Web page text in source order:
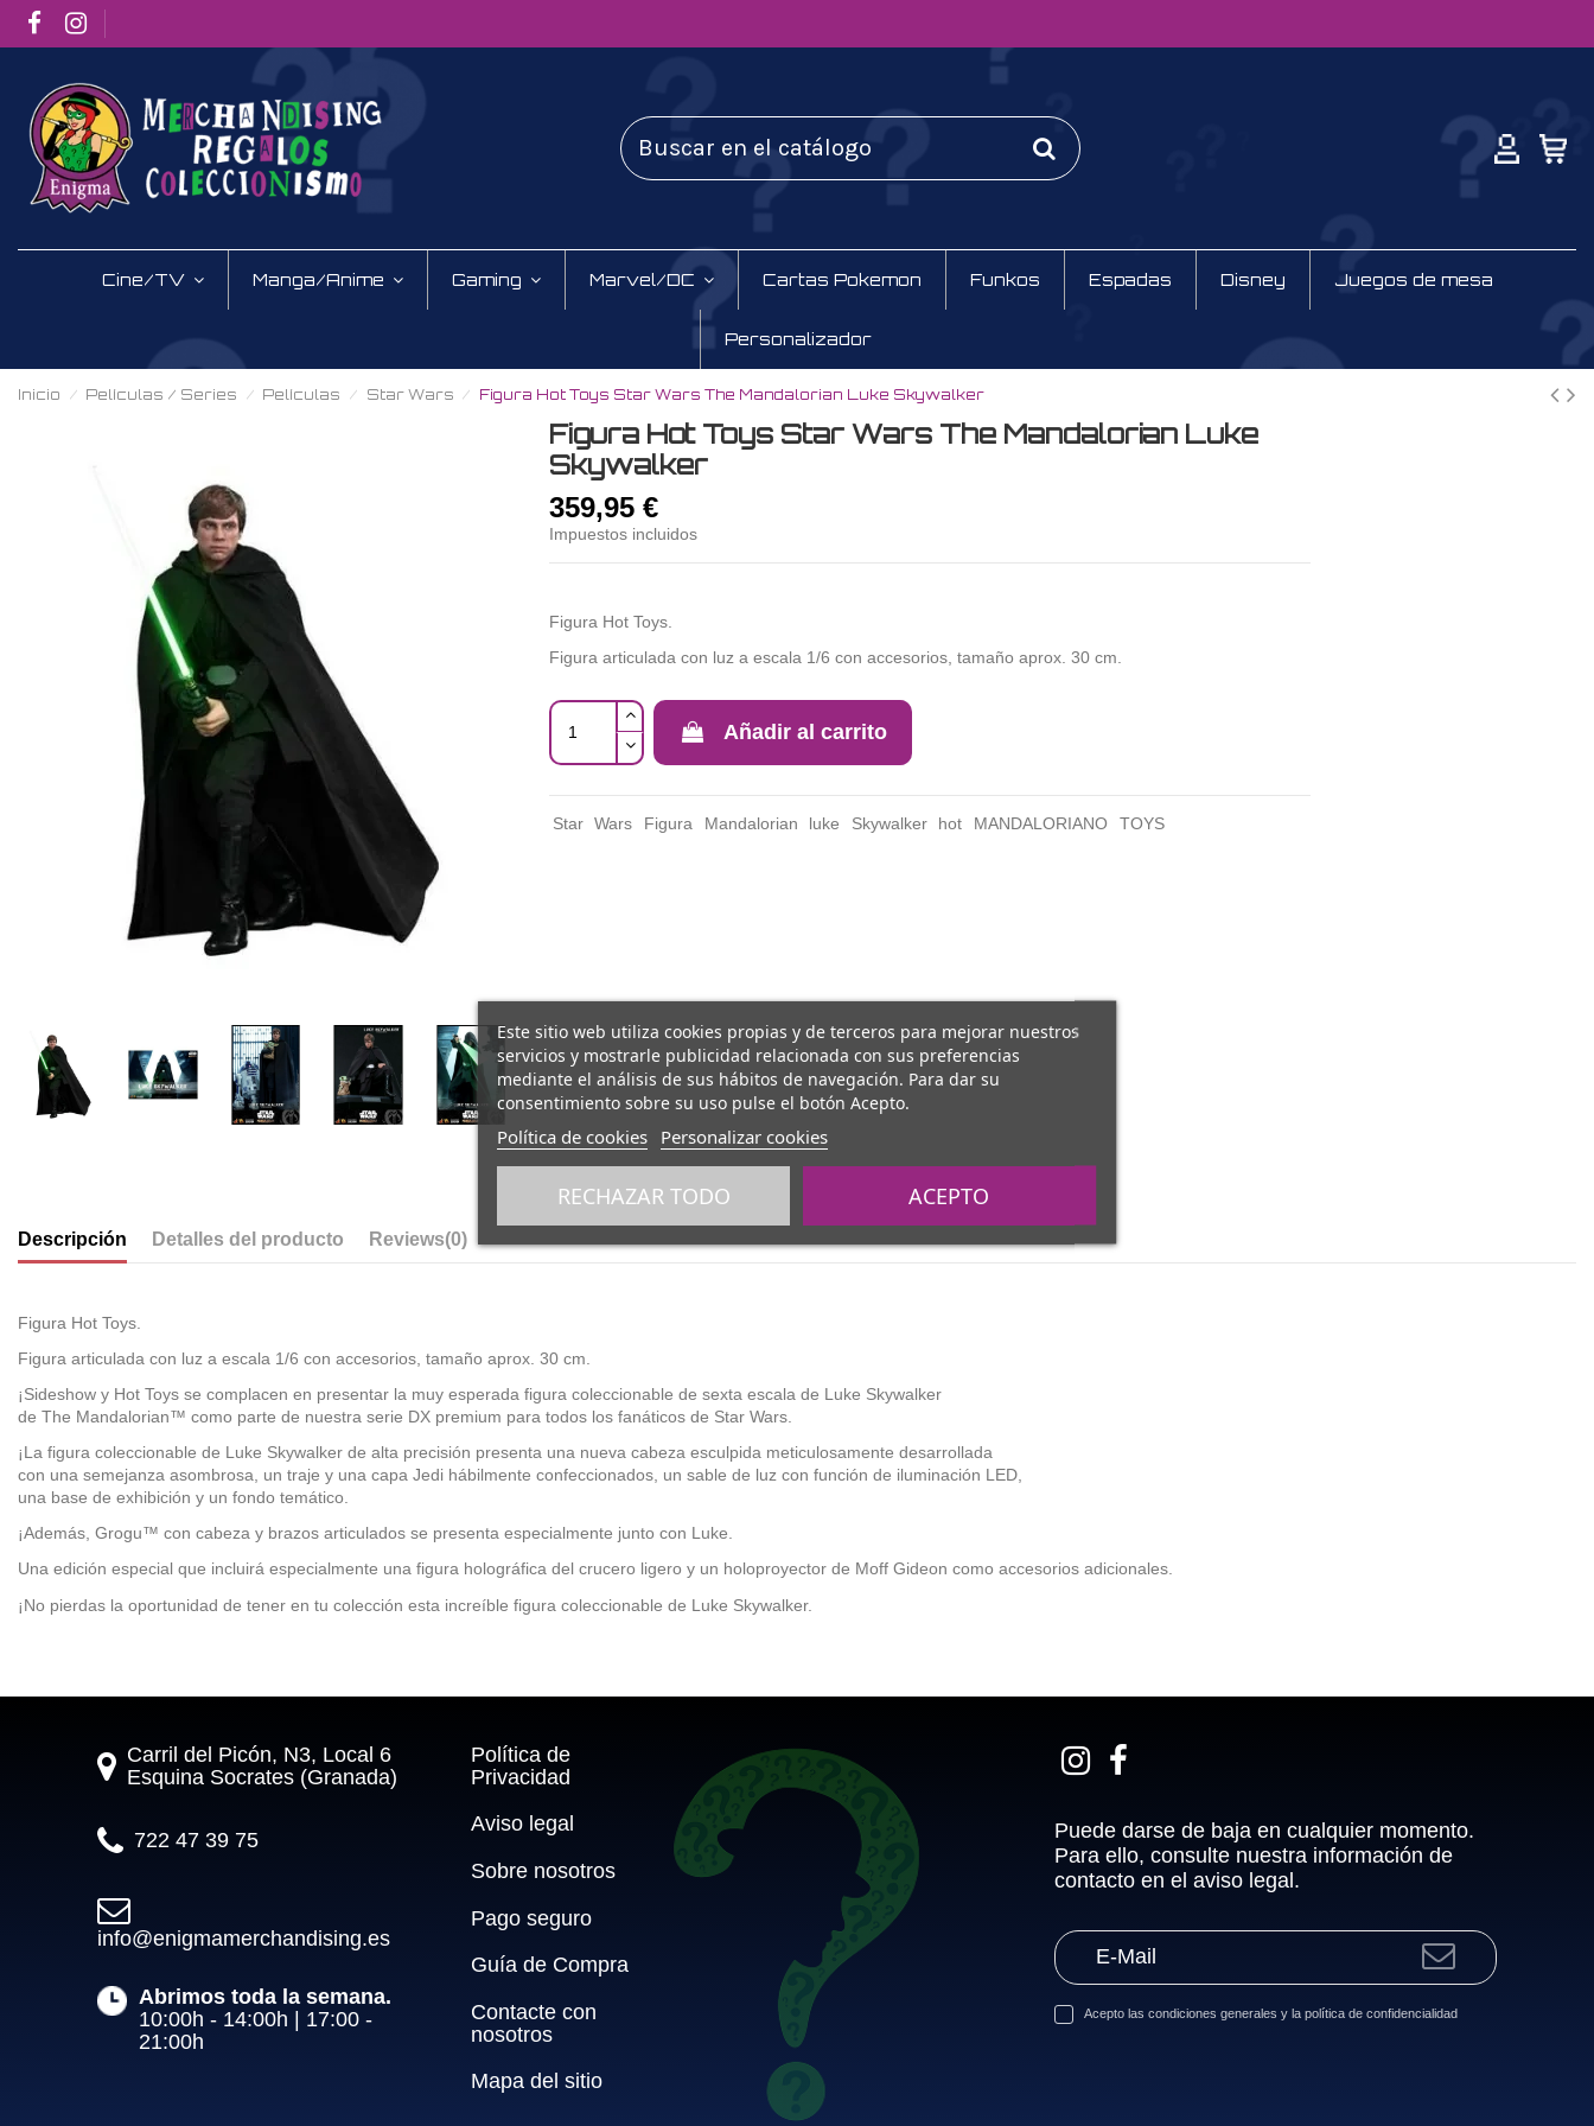
Cine/TV Manga/Anime Gaming Marvel/DC Cartas Pokemon Funkos Espadas Disney Juegos de mesa
Personalizador
Inicio Películas / Series Películas Star Wars Figura Hot Toys Star Wars The Mandalorian Luke Skywalker
Figura Hot Toys Star Wars The Mandalorian Luke
Skywalker
359,95 €
Impuestos incluidos
Figura Hot Toys.
Figura articulada con luz a escala 1/6 con accesorios, tamaño aprox. 30 cm.
Añadir al carrito
Star Wars Figura Mandalorian luke Skywalker hot MANDALORIANO TOYS
Descripción Detalles del producto Reviews(0)
Figura Hot Toys.
Figura articulada con luz a escala 1/6 con accesorios, tamaño aprox. 30 cm.
¡Sideshow y Hot Toys se complacen en presentar la muy esperada figura coleccionable de sexta escala de Luke Skywalker
de The Mandalorian™ como parte de nuestra serie DX premium para todos los fanáticos de Star Wars.
¡La figura coleccionable de Luke Skywalker de alta precisión presenta una nueva cabeza esculpida meticulosamente desarrollada
con una semejanza asombrosa, un traje y una capa Jedi hábilmente confeccionados, un sable de luz con función de iluminación LED,
una base de exhibición y un fondo temático.
¡Además, Grogu™ con cabeza y brazos articulados se presenta especialmente junto con Luke.
Una edición especial que incluirá especialmente una figura holográfica del crucero ligero y un holoproyector de Moff Gideon como accesorios adicionales.
¡No pierdas la oportunidad de tener en tu colección esta increíble figura coleccionable de Luke Skywalker.
Carril del Picón, N3, Local 6
Esquina Socrates (Granada)
722 47 39 75
info@enigmamerchandising.es
Abrimos toda la semana.
10:00h - 14:00h | 17:00 -
21:00h
Política de
Privacidad
Aviso legal
Sobre nosotros
Pago seguro
Guía de Compra
Contacte con
nosotros
Mapa del sitio
Este sitio web utiliza cookies propias y de terceros para mejorar nuestros
servicios y mostrarle publicidad relacionada con sus preferencias
mediante el análisis de sus hábitos de navegación. Para dar su
consentimiento sobre su uso pulse el botón Acepto.
Política de cookies Personalizar cookies
RECHAZAR TODO ACEPTO
Puede darse de baja en cualquier momento.
Para ello, consulte nuestra información de
contacto en el aviso legal.
Acepto las condiciones generales y la política de confidencialidad